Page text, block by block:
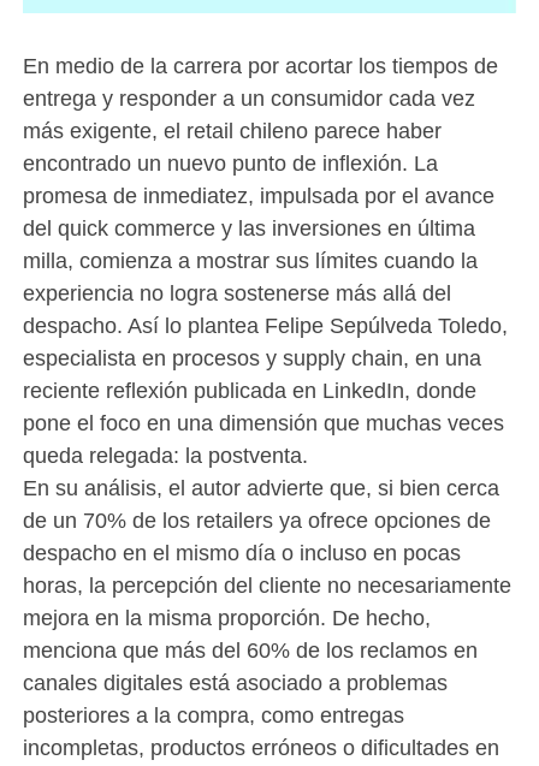
En medio de la carrera por acortar los tiempos de
entrega y responder a un consumidor cada vez
más exigente, el retail chileno parece haber
encontrado un nuevo punto de inflexión. La
promesa de inmediatez, impulsada por el avance
del quick commerce y las inversiones en última
milla, comienza a mostrar sus límites cuando la
experiencia no logra sostenerse más allá del
despacho. Así lo plantea Felipe Sepúlveda Toledo,
especialista en procesos y supply chain, en una
reciente reflexión publicada en LinkedIn, donde
pone el foco en una dimensión que muchas veces
queda relegada: la postventa.
En su análisis, el autor advierte que, si bien cerca
de un 70% de los retailers ya ofrece opciones de
despacho en el mismo día o incluso en pocas
horas, la percepción del cliente no necesariamente
mejora en la misma proporción. De hecho,
menciona que más del 60% de los reclamos en
canales digitales está asociado a problemas
posteriores a la compra, como entregas
incompletas, productos erróneos o dificultades en